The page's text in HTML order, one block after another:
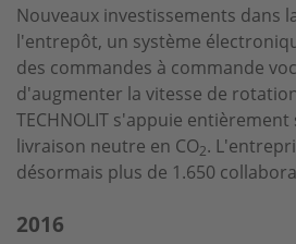
Nouveaux investissements dans
l'entrepôt, un système
des commandes à commande
d'augmenter la vitesse de
TECHNOLIT s'appuie
livraison neutre en CO2.
désormais plus de 1.650
2016